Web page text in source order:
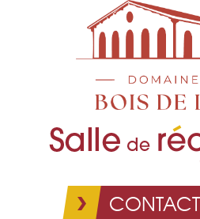
Aller au
contenu